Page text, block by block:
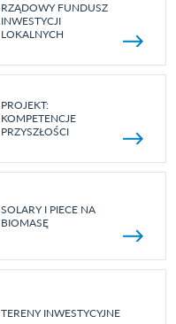
RZĄDOWY FUNDUSZ
INWESTYCJI
LOKALNYCH
PROJEKT:
KOMPETENCJE
PRZYSZŁOŚCI
SOLARY I PIECE NA
BIOMASĘ
TERENY INWESTYCYJNE